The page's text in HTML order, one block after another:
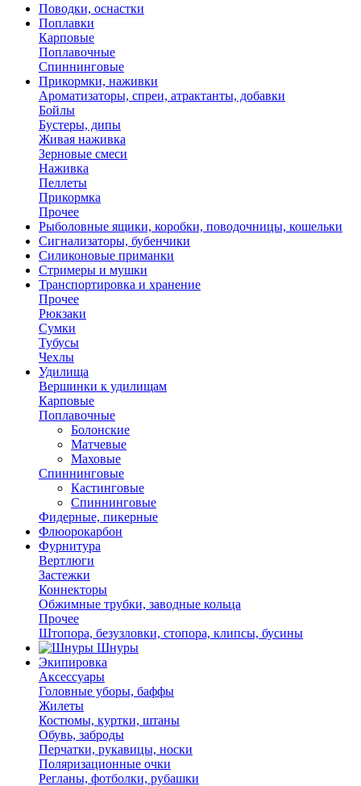
Поводки, оснастки
Поплавки
Карповые
Поплавочные
Спиннинговые
Прикормки, наживки
Ароматизаторы, спреи, атрактанты, добавки
Бойлы
Бустеры, дипы
Живая наживка
Зерновые смеси
Наживка
Пеллеты
Прикормка
Прочее
Рыболовные ящики, коробки, поводочницы, кошельки
Сигнализаторы, бубенчики
Силиконовые приманки
Стримеры и мушки
Транспортировка и хранение
Прочее
Рюкзаки
Сумки
Тубусы
Чехлы
Удилища
Вершинки к удилищам
Карповые
Поплавочные
Болонские
Матчевые
Маховые
Спиннинговые
Кастинговые
Спиннинговые
Фидерные, пикерные
Флюорокарбон
Фурнитура
Вертлюги
Застежки
Коннекторы
Обжимные трубки, заводные кольца
Прочее
Штопора, безузловки, стопора, клипсы, бусины
Шнуры
Экипировка
Аксессуары
Головные уборы, баффы
Жилеты
Костюмы, куртки, штаны
Обувь, заброды
Перчатки, рукавицы, носки
Поляризационные очки
Регланы, фотболки, рубашки